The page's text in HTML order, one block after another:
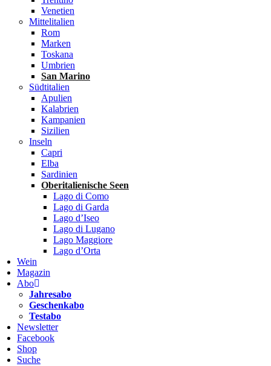
Venetien
Mittelitalien
Rom
Marken
Toskana
Umbrien
San Marino
Südtitalien
Apulien
Kalabrien
Kampanien
Sizilien
Inseln
Capri
Elba
Sardinien
Oberitalienische Seen
Lago di Como
Lago di Garda
Lago d’Iseo
Lago di Lugano
Lago Maggiore
Lago d’Orta
Wein
Magazin
Abo
Jahresabo
Geschenkabo
Testabo
Newsletter
Facebook
Shop
Suche